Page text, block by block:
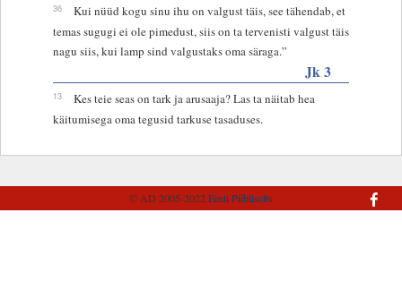
36
Kui nüüd kogu sinu ihu on valgust täis, see tähendab, et
temas sugugi ei ole pimedust, siis on ta tervenisti valgust täis
nagu siis, kui lamp sind valgustaks oma säraga.”
Jk 3
13
Kes teie seas on tark ja arusaaja? Las ta näitab hea
käitumisega oma tegusid tarkuse tasaduses.
© AD 2005-2022Eesti Piibliselts